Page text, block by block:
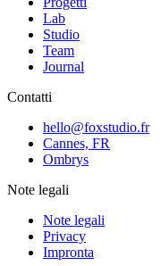
Lab
Studio
Team
Journal
Contatti
hello@foxstudio.fr
Cannes, FR
Ombrys
Note legali
Note legali
Privacy
Impronta